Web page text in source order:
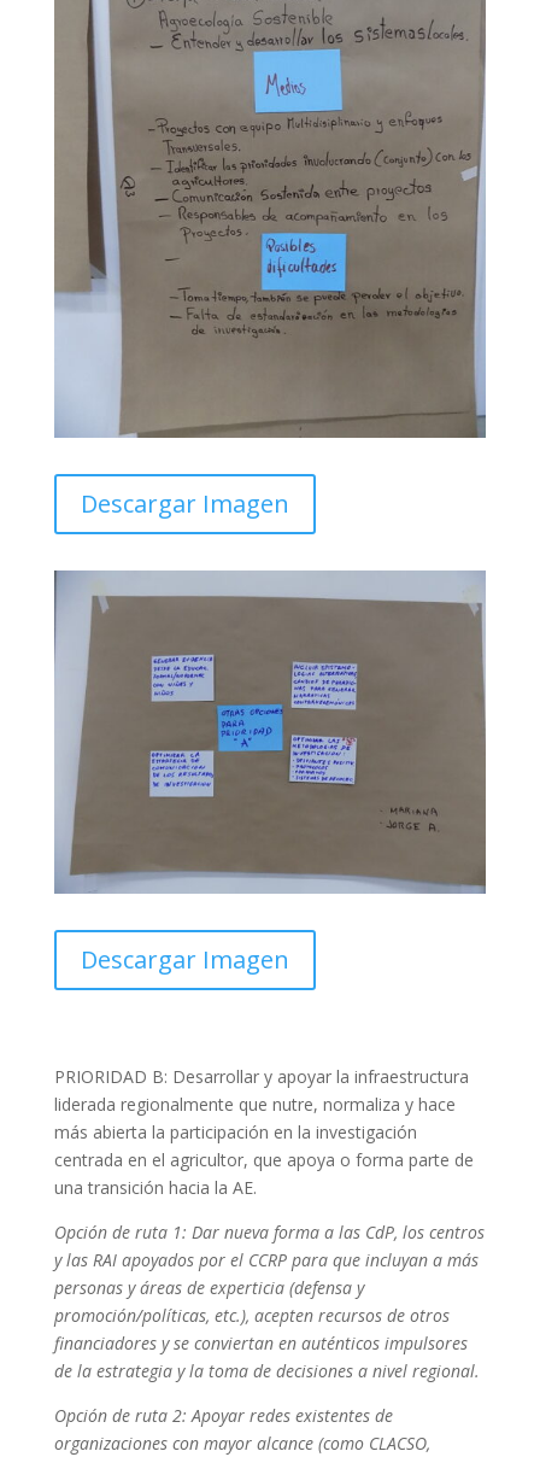
Descargar Imagen
Descargar Imagen
PRIORIDAD B: Desarrollar y apoyar la infraestructura
liderada regionalmente que nutre, normaliza y hace
más abierta la participación en la investigación
centrada en el agricultor, que apoya o forma parte de
una transición hacia la AE.
Opción de ruta 1: Dar nueva forma a las CdP, los centros
y las RAI apoyados por el CCRP para que incluyan a más
personas y áreas de experticia (defensa y
promoción/políticas, etc.), acepten recursos de otros
financiadores y se conviertan en auténticos impulsores
de la estrategia y la toma de decisiones a nivel regional.
Opción de ruta 2: Apoyar redes existentes de
organizaciones con mayor alcance (como CLACSO,